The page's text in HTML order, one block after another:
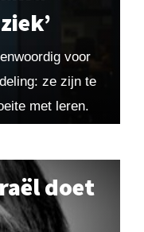
voor
ze zijn te
met leren.
doet